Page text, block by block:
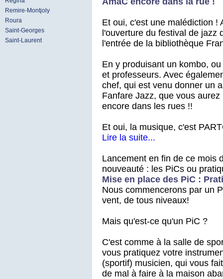
Remire-Montjoly
Roura
Saint-Georges
Saint-Laurent
Et oui, c'est une malédiction !
l'ouverture du festival de jazz
l'entrée de la bibliothèque
En y produisant un kombo,
et professeurs. Avec
chef, qui est venu donner un
Fanfare Jazz, que vous
encore dans les rues !!
Et oui, la musique, c'est
Lire la suite...
Lancement en fin de ce mois
nouveauté : les PiCs ou
Mise en place des PiC :
Nous commencerons par un
vent, de tous niveaux!
Mais qu'est-ce qu'un PiC ?
C'est comme à la salle de
vous pratiquez votre
(sportif) musicien, qui vous
de mal à faire à la maison